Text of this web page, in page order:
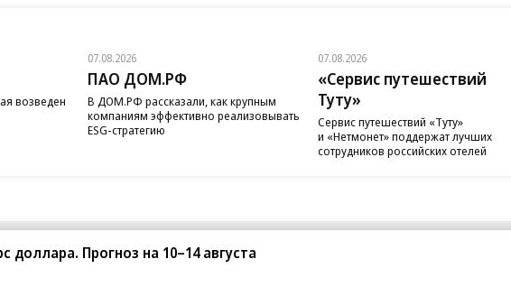
возведен
07.08.2026
ПАО ДОМ.РФ
В ДОМ.РФ рассказали, как крупным
компаниям эффективно реализовывать
ESG-стратегию
07.08.2026
«Сервис путешествий
Туту»
Сервис путешествий «Туту»
и «Нетмонет» поддержат лучших
сотрудников российских отелей
доллара. Прогноз на 10–14 августа
О «Коммерсанте»
Реклама